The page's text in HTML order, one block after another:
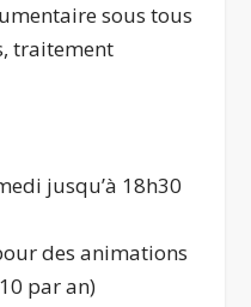
sous tous
traitement
jusqu’à 18h30
des animations
par an)